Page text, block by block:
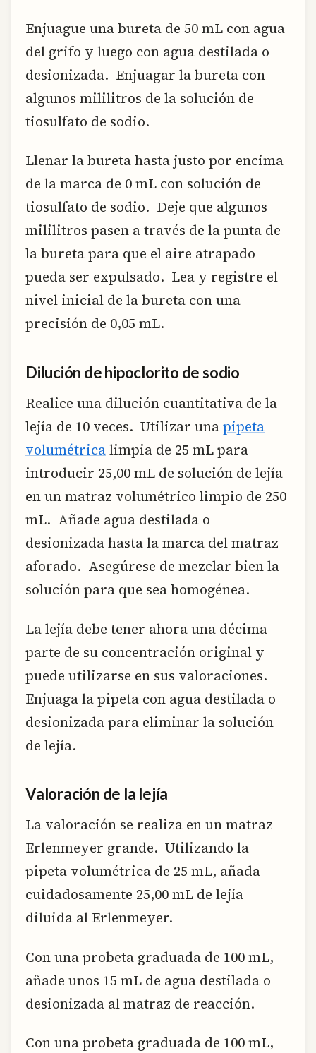
Enjuague una bureta de 50 mL con agua
del grifo y luego con agua destilada o
desionizada. Enjuagar la bureta con
algunos mililitros de la solución de
tiosulfato de sodio.
Llenar la bureta hasta justo por encima
de la marca de 0 mL con solución de
tiosulfato de sodio. Deje que algunos
mililitros pasen a través de la punta de
la bureta para que el aire atrapado
pueda ser expulsado. Lea y registre el
nivel inicial de la bureta con una
precisión de 0,05 mL.
Dilución de hipoclorito de sodio
Realice una dilución cuantitativa de la
lejía de 10 veces. Utilizar unapipeta
volumétricalimpia de 25 mL para
introducir 25,00 mL de solución de lejía
en un matraz volumétrico limpio de 250
mL. Añade agua destilada o
desionizada hasta la marca del matraz
aforado. Asegúrese de mezclar bien la
solución para que sea homogénea.
La lejía debe tener ahora una décima
parte de su concentración original y
puede utilizarse en sus valoraciones.
Enjuaga la pipeta con agua destilada o
desionizada para eliminar la solución
de lejía.
Valoración de la lejía
La valoración se realiza en un matraz
Erlenmeyer grande. Utilizando la
pipeta volumétrica de 25 mL, añada
cuidadosamente 25,00 mL de lejía
diluida al Erlenmeyer.
Con una probeta graduada de 100 mL,
añade unos 15 mL de agua destilada o
desionizada al matraz de reacción.
Con una probeta graduada de 100 mL,